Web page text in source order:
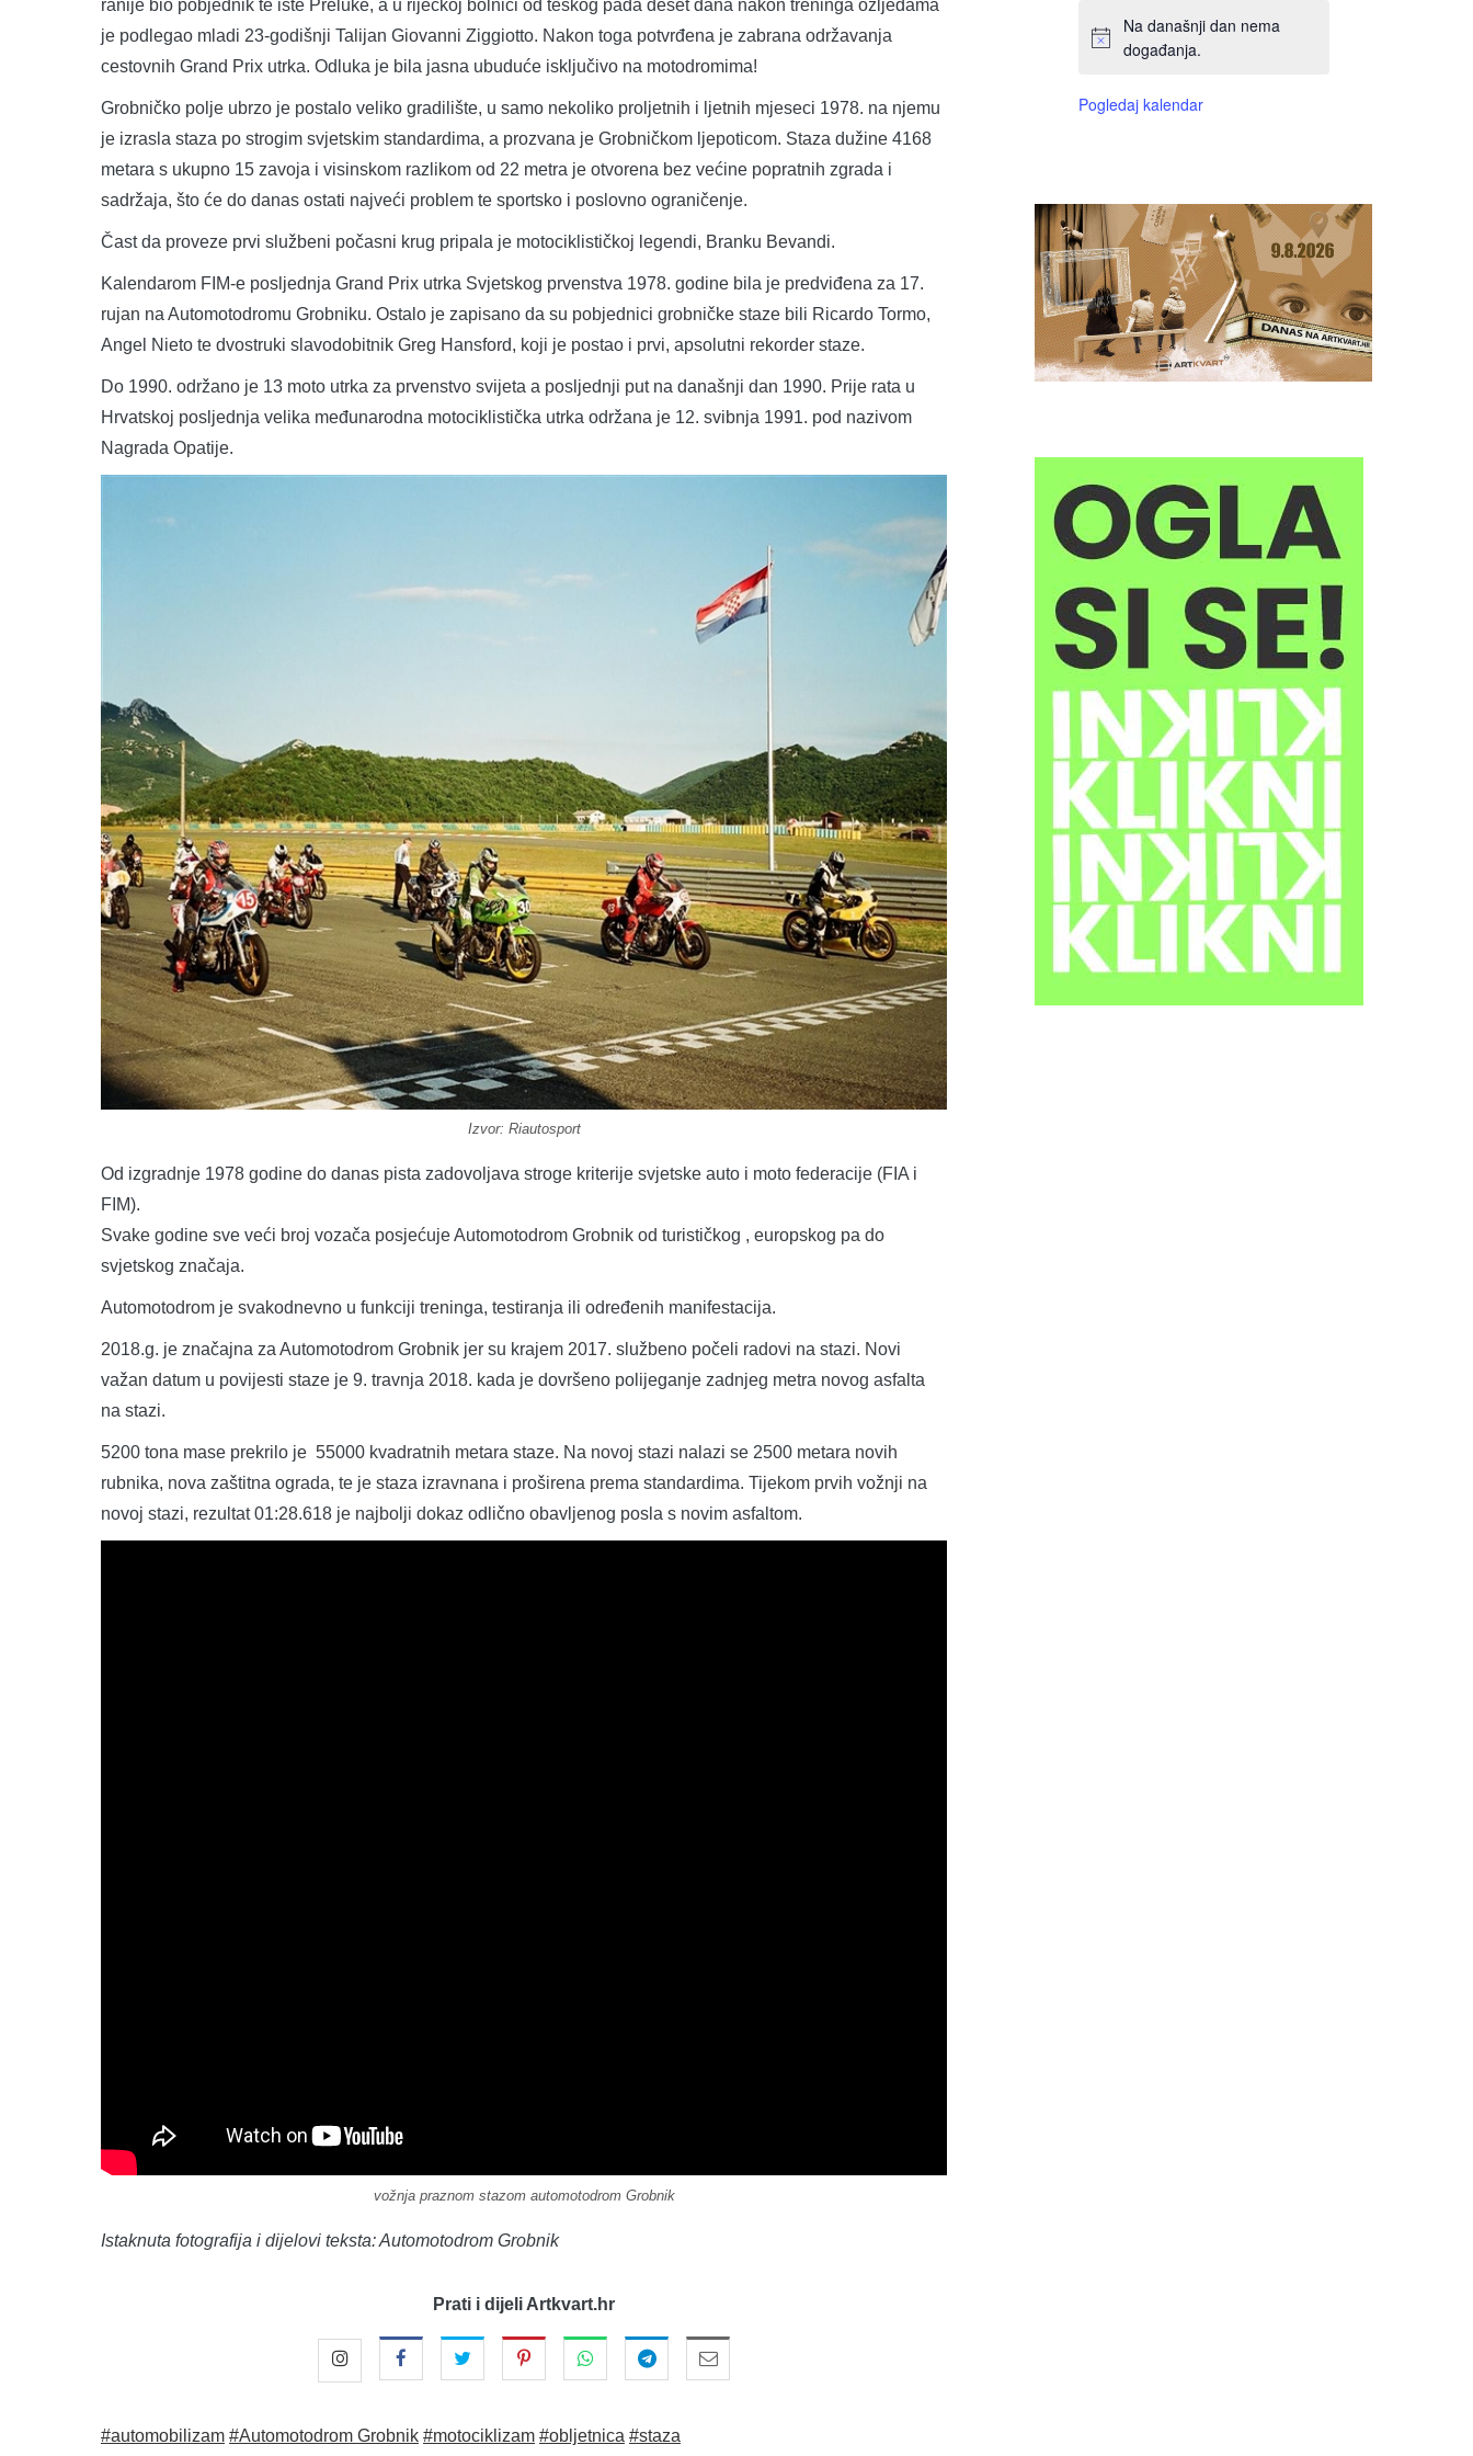
ranije bio pobjednik te iste Preluke, a u riječkoj bolnici od teškog pada deset dana nakon treninga ozljedama
je podlegao mladi 23-godišnji Talijan Giovanni Ziggiotto. Nakon toga potvrđena je zabrana održavanja
cestovnih Grand Prix utrka. Odluka je bila jasna ubuduće isključivo na motodromima!
Grobničko polje ubrzo je postalo veliko gradilište, u samo nekoliko proljetnih i ljetnih mjeseci 1978. na njemu
je izrasla staza po strogim svjetskim standardima, a prozvana je Grobničkom ljepoticom. Staza dužine 4168
metara s ukupno 15 zavoja i visinskom razlikom od 22 metra je otvorena bez većine popratnih zgrada i
sadržaja, što će do danas ostati najveći problem te sportsko i poslovno ograničenje.
Čast da proveze prvi službeni počasni krug pripala je motociklističkoj legendi, Branku Bevandi.
Kalendarom FIM-e posljednja Grand Prix utrka Svjetskog prvenstva 1978. godine bila je predviđena za 17.
rujan na Automotodromu Grobniku. Ostalo je zapisano da su pobjednici grobničke staze bili Ricardo Tormo,
Angel Nieto te dvostruki slavodobitnik Greg Hansford, koji je postao i prvi, apsolutni rekorder staze.
Do 1990. održano je 13 moto utrka za prvenstvo svijeta a posljednji put na današnji dan 1990. Prije rata u
Hrvatskoj posljednja velika međunarodna motociklistička utrka održana je 12. svibnja 1991. pod nazivom
Nagrada Opatije.
Izvor: Riautosport
Od izgradnje 1978 godine do danas pista zadovoljava stroge kriterije svjetske auto i moto federacije (FIA i
FIM).
Svake godine sve veći broj vozača posjećuje Automotodrom Grobnik od turističkog , europskog pa do
svjetskog značaja.
Automotodrom je svakodnevno u funkciji treninga, testiranja ili određenih manifestacija.
2018.g. je značajna za Automotodrom Grobnik jer su krajem 2017. službeno počeli radovi na stazi. Novi
važan datum u povijesti staze je 9. travnja 2018. kada je dovršeno polijeganje zadnjeg metra novog asfalta
na stazi.
5200 tona mase prekrilo je 55000 kvadratnih metara staze. Na novoj stazi nalazi se 2500 metara novih
rubnika, nova zaštitna ograda, te je staza izravnana i proširena prema standardima. Tijekom prvih vožnji na
novoj stazi, rezultat 01:28.618 je najbolji dokaz odlično obavljenog posla s novim asfaltom.
vožnja praznom stazom automotodrom Grobnik
Istaknuta fotografija i dijelovi teksta: Automotodrom Grobnik
Prati i dijeli Artkvart.hr
#automobilizam #Automotodrom Grobnik #motociklizam #obljetnica #staza
Na današnji dan nema
događanja.
Pogledaj kalendar